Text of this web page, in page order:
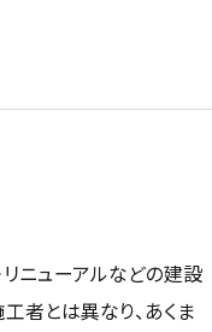
ニューアルなどの建設
者とは異なり、あくま